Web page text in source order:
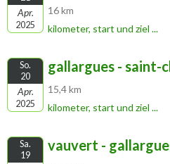
Apr.
2025
16 km
kilometer, start und ziel ...
So.
20
Apr.
2025
gallargues - saint-
15,4 km
kilometer, start und ziel ...
Sa.
19
vauvert -